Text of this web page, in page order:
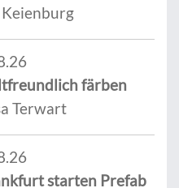
färben
Terwart
starten Prefab